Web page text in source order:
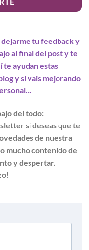
dejarme tu feedback y
al final del post y te
te ayudan estas
y sí vais mejorando
del todo:
si deseas que te
de nuestra
mucho contenido de
y despertar.